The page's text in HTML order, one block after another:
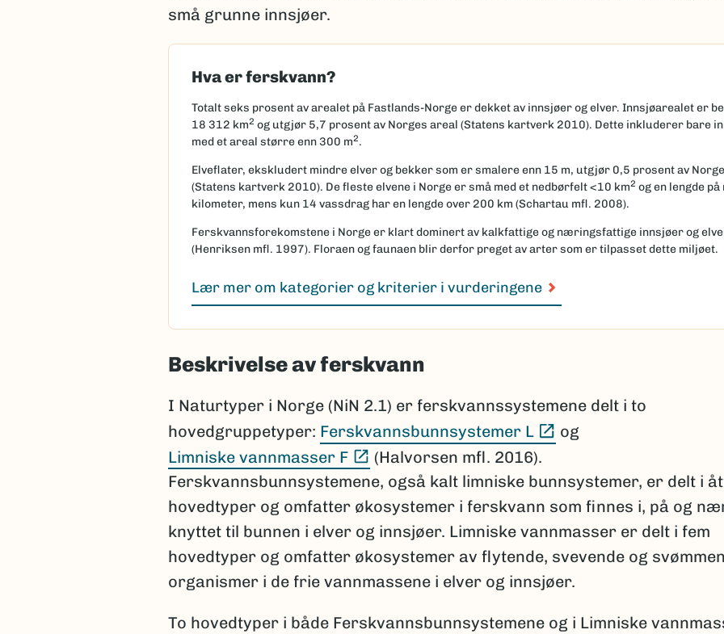
små grunne innsjøer.
Hva er ferskvann?
Totalt seks prosent av arealet på Fastlands-Norge er dekket av innsjøer og elver. Innsjøarealet er
18 312 km2 og utgjør 5,7 prosent av Norges areal (Statens kartverk 2010). Dette inkluderer bare
med et areal større enn 300 m2.
Elveflater, ekskludert mindre elver og bekker som er smalere enn 15 m, utgjør 0,5 prosent av
(Statens kartverk 2010). De fleste elvene i Norge er små med et nedbørfelt <10 km2 og en lengde på
kilometer, mens kun 14 vassdrag har en lengde over 200 km (Schartau mfl. 2008).
Ferskvannsforekomstene i Norge er klart dominert av kalkfattige og næringsfattige innsjøer og
(Henriksen mfl. 1997). Floraen og faunaen blir derfor preget av arter som er tilpasset dette miljøet.
Lær mer om kategorier og kriterier i vurderingene
Beskrivelse av ferskvann
I Naturtyper i Norge (NiN 2.1) er ferskvannssystemene delt i to
hovedgruppetyper: Ferskvannsbunnsystemer L (Ekstern lenke)
og
Limniske vannmasser F
(Ekstern lenke)
(Halvorsen mfl. 2016).
Ferskvannsbunnsystemene, også kalt limniske bunnsystemer, er delt i
hovedtyper og omfatter økosystemer i ferskvann som finnes i, på og
knyttet til bunnen i elver og innsjøer. Limniske vannmasser er delt i fem
hovedtyper og omfatter økosystemer av flytende, svevende og
organismer i de frie vannmassene i elver og innsjøer.
To hovedtyper i både Ferskvannsbunnsystemene og i Limniske